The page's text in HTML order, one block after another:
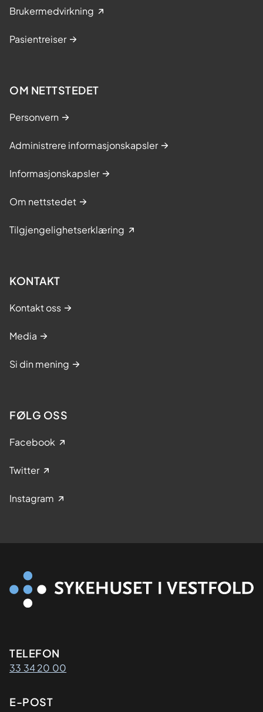
Brukermedvirkning
Pasientreiser
OM NETTSTEDET
Personvern
Administrere informasjonskapsler
Informasjonskapsler
Om nettstedet
Tilgjengelighetserklæring
KONTAKT
Kontakt oss
Media
Si din mening
FØLG OSS
Facebook
Twitter
Instagram
Kontaktinformasjon
TELEFON
33 34 20 00
E-POST